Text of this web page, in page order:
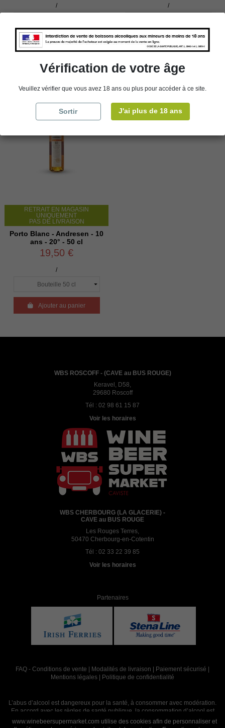
/
Ajouter au panier
/
Ajouter au panier
RETRAIT EN MAGASIN
UNIQUEMENT
PAS DE LIVRAISON
Porto Blanc - Andresen - 10
ans - 20° - 50 cl
19,50 €
/
Ajouter au panier
WBS ROSCOFF - (CAVE au BUS ROUGE)
Keravel, D58,
29680 Roscoff
Tél : 02 98 61 15 87
Voir les horaires
WBS CHERBOURG (LA GLACERIE) -
CAVE au BUS ROUGE
Les Rouges Terres,
50470 Cherbourg-en-Cotentin
Tél : 02 33 22 39 85
Voir les horaires
Partenaires
FAQ - Conditions de vente Modalités de livraison Paiement sécurisé
Mentions légales
Politique de confidentialité
L’abus d’alcool est dangereux pour la santé, à consommer avec modération.
En accord avec les règles de santé publique, la consommation d’alcool est
interdite aux mineurs, strictement réservée aux adultes de 18 ans et plus
www.winebeersupermarket.com utilise des cookies afin de personnaliser et
Vérification de votre âge
Veuillez vérifier que vous avez 18 ans ou plus pour accéder à ce site.
Sortir J'ai plus de 18 ans